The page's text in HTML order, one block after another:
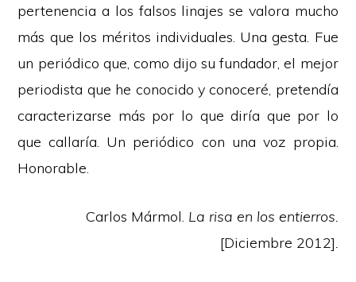
pertenencia a los falsos linajes se valora mucho
más que los méritos individuales. Una gesta. Fue
un periódico que, como dijo su fundador, el mejor
periodista que he conocido y conoceré, pretendía
caracterizarse más por lo que diría que por lo
que callaría. Un periódico con una voz propia.
Honorable.
Carlos Mármol. La risa en los entierros.
[Diciembre 2012].